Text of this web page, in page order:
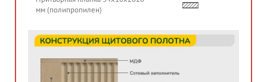
мм (полипропилен)